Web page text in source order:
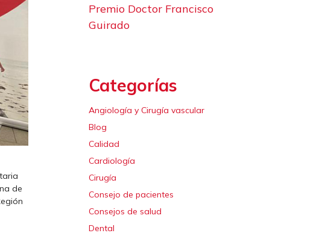
de
Premio Doctor Francisco
Guirado
Categorías
Angiología y Cirugía vascular
Blog
Calidad
Cardiología
Cirugía
Consejo de pacientes
Consejos de salud
Dental